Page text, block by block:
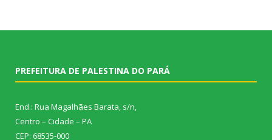
PREFEITURA DE PALESTINA DO PARÁ
End.: Rua Magalhães Barata, s/n,
Centro – Cidade – PA
CEP: 68535-000